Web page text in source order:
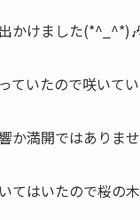
かけました
ていたので咲いて
か満開ではありま
てはいたので桜の